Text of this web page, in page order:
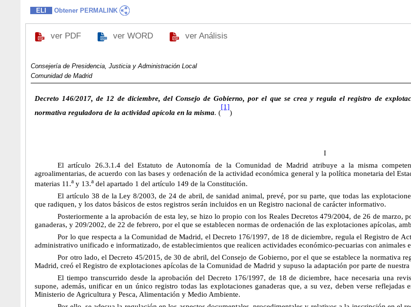
ELI Obtener PERMALINK
ver PDF ver WORD ver Análisis
Consejería de Presidencia, Justicia y Administración Local
Comunidad de Madrid